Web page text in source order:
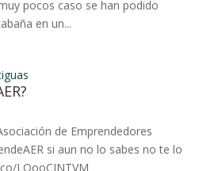
pocos caso se han podido
en un...
de Emprendedores
si aun no lo sabes no te lo
LOooCJNTVM